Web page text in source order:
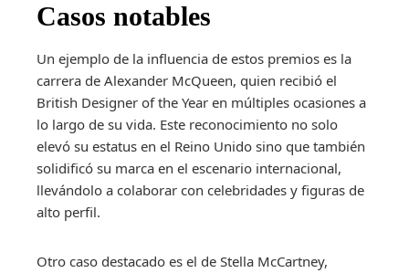
Casos notables
Un ejemplo de la influencia de estos premios es la
carrera de Alexander McQueen, quien recibió el
British Designer of the Year en múltiples ocasiones a
lo largo de su vida. Este reconocimiento no solo
elevó su estatus en el Reino Unido sino que también
solidificó su marca en el escenario internacional,
llevándolo a colaborar con celebridades y figuras de
alto perfil.
Otro caso destacado es el de Stella McCartney,